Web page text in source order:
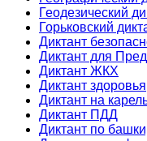
Геодезический
Горьковский
Диктант
Диктант для
Диктант ЖКХ
Диктант здоровья
Диктант на
Диктант ПДД
Диктант по